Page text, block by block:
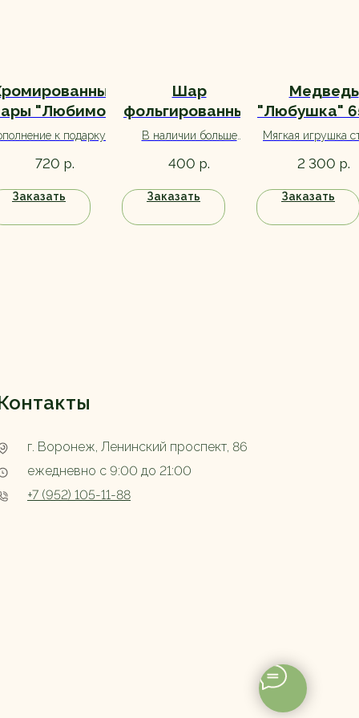
"Любимой"
3 шт
к подарку на
или на любой другой
выбор, ассортимент
при заказе.
720 р.
Заказать
Шар
фольгированный
Сердце
В наличии больше
при заказе :)
400 р.
Заказать
Медведь
"Любушка"
Мягкая игрушка
букету, а также
2 300 р.
Заказать
г. Воронеж, Ленинский проспект, 86
+7 (952) 105-11-88
ежедневно с 9:00 до 21:00